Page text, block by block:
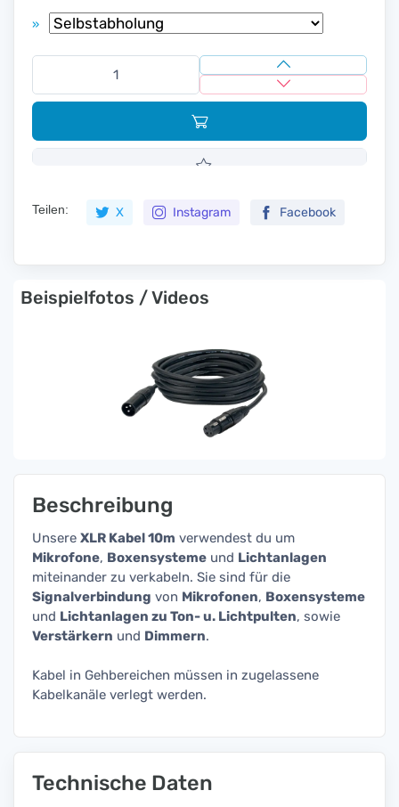
»
Teilen: X Instagram Facebook
Beispielfotos / Videos
Beschreibung
Unsere XLR Kabel 10m verwendest du um
Mikrofone, Boxensysteme und Lichtanlagen
miteinander zu verkabeln. Sie sind für die
Signalverbindung von Mikrofonen, Boxensysteme
und Lichtanlagen zu Ton- u. Lichtpulten, sowie
Verstärkern und Dimmern.
Kabel in Gehbereichen müssen in zugelassene
Kabelkanäle verlegt werden.
Technische Daten